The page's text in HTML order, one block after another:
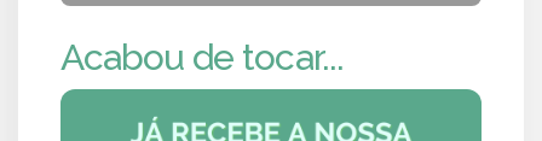
Acabou de tocar...